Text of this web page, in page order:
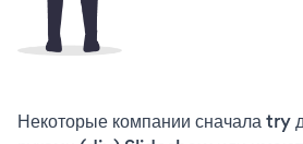
Некоторые компании сначала try